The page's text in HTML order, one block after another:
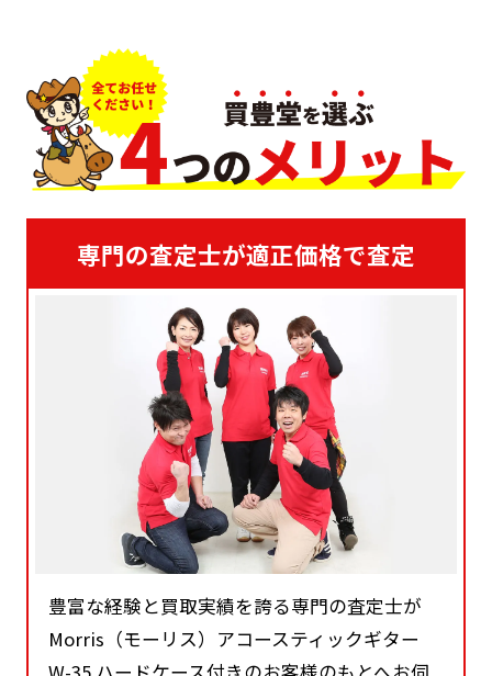
専門の査定士が適正価格で査定
豊富な経験と買取実績を誇る専門の査定士が
Morris（モーリス）アコースティックギター